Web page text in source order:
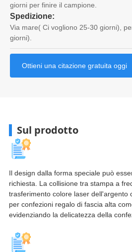
giorni per finire il campione.
Spedizione:
Via mare( Ci vogliono 25-30 giorni),
giorni).
Ottieni una citazione gratuita oggi
Sul prodotto
Il design dalla forma speciale può
richiesta. La collisione tra stampa a
trasferimento colore laser dell'argento
per confezioni regalo di fascia alta
evidenziando la delicatezza della